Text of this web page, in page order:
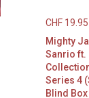
CHF 19.95
Mighty
Sanrio ft.
Series 4
Blind Box